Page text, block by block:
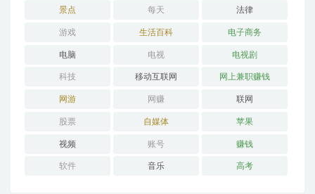
景点 每天 法律
游戏 生活百科 电子商务
电脑 电视 电视剧
科技 移动互联网 网上兼职赚钱
网游 网赚 联网
股票 自媒体 苹果
视频 账号 赚钱
软件 音乐 高考